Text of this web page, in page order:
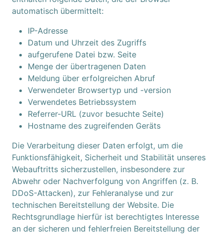
automatisch übermittelt:
IP-Adresse
Datum und Uhrzeit des Zugriffs
aufgerufene Datei bzw. Seite
Menge der übertragenen Daten
Meldung über erfolgreichen Abruf
Verwendeter Browsertyp und -version
Verwendetes Betriebssystem
Referrer-URL (zuvor besuchte Seite)
Hostname des zugreifenden Geräts
Die Verarbeitung dieser Daten erfolgt, um die
Funktionsfähigkeit, Sicherheit und Stabilität unseres
Webauftritts sicherzustellen, insbesondere zur
Abwehr oder Nachverfolgung von Angriffen (z. B.
DDoS-Attacken), zur Fehleranalyse und zur
technischen Bereitstellung der Website. Die
Rechtsgrundlage hierfür ist berechtigtes Interesse
an der sicheren und fehlerfreien Bereitstellung der